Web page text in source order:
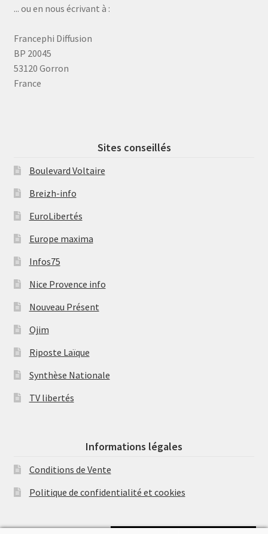
... ou en nous écrivant à :
Francephi Diffusion
BP 20045
53120 Gorron
France
Sites conseillés
Boulevard Voltaire
Breizh-info
EuroLibertés
Europe maxima
Infos75
Nice Provence info
Nouveau Présent
Ojim
Riposte Laïque
Synthèse Nationale
TV libertés
Informations légales
Conditions de Vente
Politique de confidentialité et cookies